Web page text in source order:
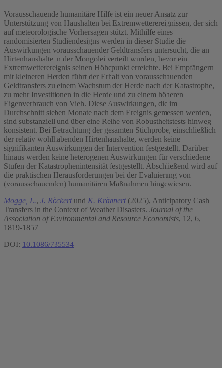
Vorausschauende humanitäre Hilfe ist ein neuer Ansatz zur
Unterstützung von Haushalten bei Extremwetterereignissen, der sich
auf meteorologische Vorhersagen stützt. Mithilfe eines
randomisierten Studiendesigns werden in dieser Studie die
Auswirkungen vorausschauender Geldtransfers untersucht, die an
Hirtenhaushalte in der Mongolei verteilt wurden, bevor ein
Extremwetterereignis seinen Höhepunkt erreichte. Bei Empfängern
mit kleineren Herden führt der Erhalt von vorausschauenden
Geldtransfers zu einem Wachstum der Herde nach der Katastrophe,
zu mehr Investitionen in die Herde und zu einem höheren
Eigenverbrauch von Vieh. Diese Auswirkungen, die im
Durchschnitt sieben Monate nach dem Ereignis gemessen werden,
sind substanziell und über eine Reihe von Robustheitstests hinweg
konsistent. Bei Betrachtung der gesamten Stichprobe, einschließlich
der relativ wohlhabenden Hirtenhaushalte, werden keine
signifikanten Auswirkungen der Intervention festgestellt. Darüber
hinaus werden keine heterogenen Auswirkungen für verschiedene
Stufen der Katastrophenintensität festgestellt. Abschließend wird auf
die praktischen Herausforderungen bei der Evaluierung von
(vorausschauenden) humanitären Maßnahmen hingewiesen.
Mogge, L., J. Röckertund K. Krähnert(2025), Anticipatory Cash
Transfers in the Context of Weather Disasters. Journal of the
Association of Environmental and Resource Economists, 12, 6,
1819-1857
DOI: 10.1086/735534